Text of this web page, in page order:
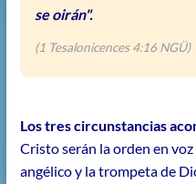
se oirán".
(1 Tesalonicences 4:16 NGÜ)
Los tres circunstancias
Cristo serán la orden en
angélico y la trompeta de